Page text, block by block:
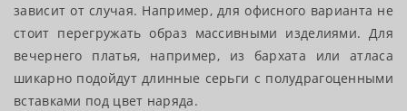
зависит от случая. Например, для офисного варианта не
стоит перегружать образ массивными изделиями. Для
вечернего платья, например, из бархата или атласа
шикарно подойдут длинные серьги с полудрагоценными
вставками под цвет наряда.